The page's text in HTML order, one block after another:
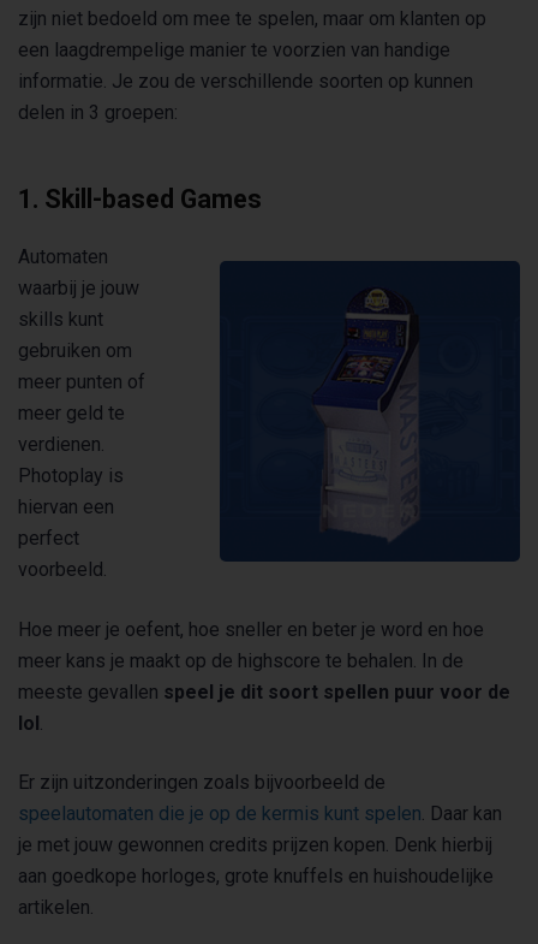
zijn niet bedoeld om mee te spelen, maar om klanten op
een laagdrempelige manier te voorzien van handige
informatie. Je zou de verschillende soorten op kunnen
delen in 3 groepen:
1. Skill-based Games
Automaten
waarbij je jouw
skills kunt
gebruiken om
meer punten of
meer geld te
verdienen.
Photoplay is
hiervan een
perfect
voorbeeld.
Hoe meer je oefent, hoe sneller en beter je word en hoe
meer kans je maakt op de highscore te behalen. In de
meeste gevallen speel je dit soort spellen puur voor de
lol
Er zijn uitzonderingen zoals bijvoorbeeld de
speelautomaten die je op de kermis kunt spelen . Daar kan
je met jouw gewonnen credits prijzen kopen. Denk hierbij
aan goedkope horloges, grote knuffels en huishoudelijke
artikelen.